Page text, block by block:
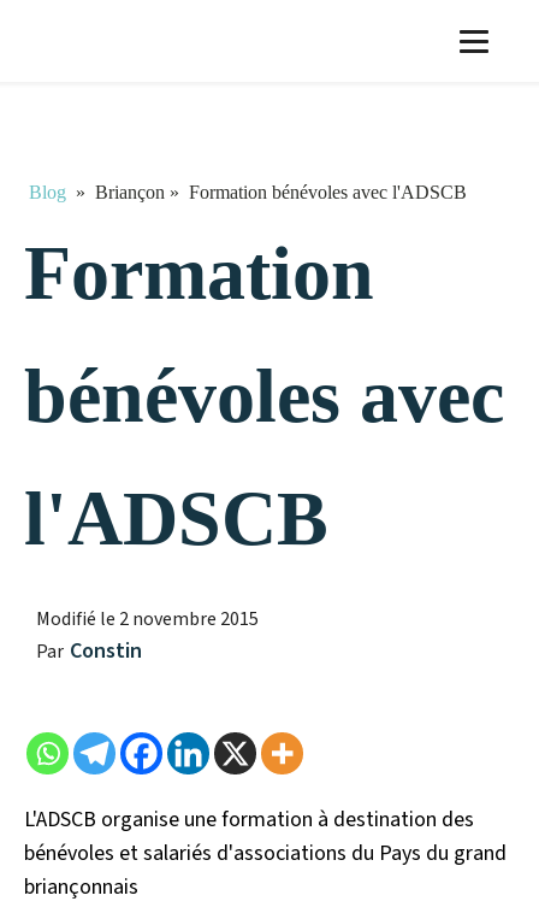
Blog » Briançon » Formation bénévoles avec l'ADSCB
Formation
bénévoles avec
l'ADSCB
Modifié le 2 novembre 2015
Par Constin
L'ADSCB organise une formation à destination des
bénévoles et salariés d'associations du Pays du grand
briançonnais